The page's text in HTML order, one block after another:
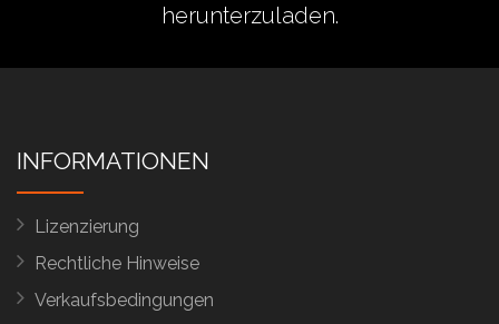
herunterzuladen.
INFORMATIONEN
Lizenzierung
Rechtliche Hinweise
Verkaufsbedingungen